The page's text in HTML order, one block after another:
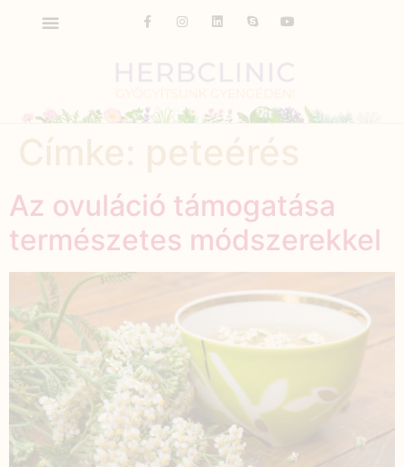
Az ovuláció támogatása
természetes módszerekkel